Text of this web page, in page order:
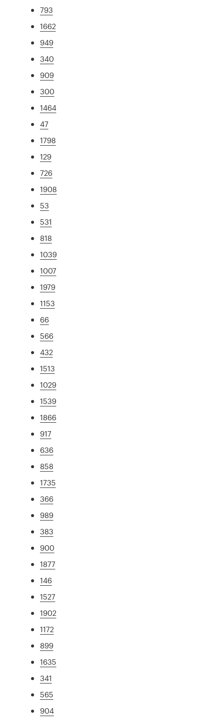
793
1662
949
340
909
300
1464
47
1798
129
726
1908
53
531
818
1039
1007
1979
1153
66
566
432
1513
1029
1539
1866
917
636
858
1735
366
989
383
900
1877
146
1527
1902
1172
899
1635
341
565
904